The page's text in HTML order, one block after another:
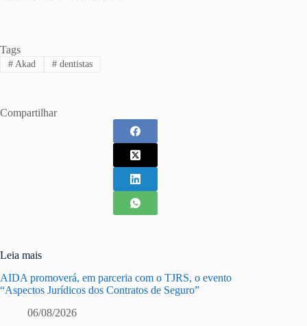
Tags
#Akad #dentistas
Compartilhar
Leia mais
AIDA promoverá, em parceria com o TJRS, o evento
“Aspectos Jurídicos dos Contratos de Seguro”
06/08/2026